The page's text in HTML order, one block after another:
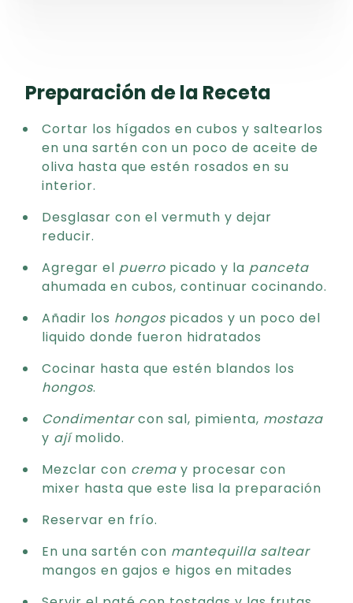
Preparación de la Receta
Cortar los hígados en cubos y saltearlos
en una sartén con un poco de aceite de
oliva hasta que estén rosados en su
interior.
Desglasar con el vermuth y dejar
reducir.
Agregar el puerro picado y la panceta
ahumada en cubos, continuar cocinando.
Añadir los hongos picados y un poco del
liquido donde fueron hidratados
Cocinar hasta que estén blandos los
hongos.
Condimentarcon sal, pimienta, mostaza
y ajímolido.
Mezclar con crema y procesar con
mixer hasta que este lisa la preparación
Reservar en frío.
En una sartén con mantequilla saltear
mangos en gajos e higos en mitades